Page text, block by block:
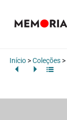
Início>Coleções>